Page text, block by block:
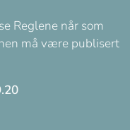
Reglene når som
må være publisert